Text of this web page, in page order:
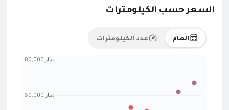
السعر حسب الكيلومترات
العام عدد الكيلومترات